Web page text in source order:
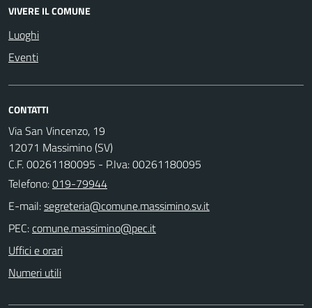
VIVERE IL COMUNE
Luoghi
Eventi
CONTATTI
Via San Vincenzo, 19
12071 Massimino (SV)
C.F. 00261180095 - P.Iva: 00261180095
Telefono:019-79944
E-mail:
PEC:
Uffici e orari
Numeri utili